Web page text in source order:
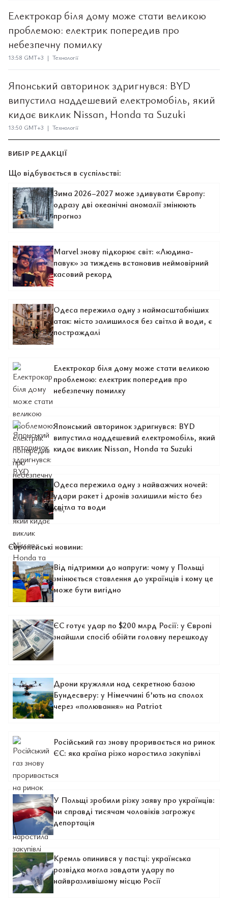
Електрокар біля дому може стати великою
проблемою: електрик попередив про
небезпечну помилку
13:58 GMT+3 | Технології
Японський авторинок здригнувся: BYD
випустила наддешевий електромобіль, який
кидає виклик Nissan, Honda та Suzuki
13:50 GMT+3 | Технології
ВИБІР РЕДАКЦІЇ
Що відбувається в суспільстві:
Зима 2026–2027 може здивувати Європу:
одразу дві океанічні аномалії змінюють
прогноз
Marvel знову підкорює світ: «Людина-
павук» за тиждень встановив неймовірний
касовий рекорд
Одеса пережила одну з наймасштабніших
атак: місто залишилося без світла й води, є
постраждалі
Електрокар біля дому може стати великою
проблемою: електрик попередив про
небезпечну помилку
Японський авторинок здригнувся: BYD
випустила наддешевий електромобіль, який
кидає виклик Nissan, Honda та Suzuki
Одеса пережила одну з найважчих ночей:
удари ракет і дронів залишили місто без
світла та води
Європейські новини:
Від підтримки до напруги: чому у Польщі
змінюється ставлення до українців і кому це
може бути вигідно
ЄС готує удар по $200 млрд Росії: у Європі
знайшли спосіб обійти головну перешкоду
Дрони кружляли над секретною базою
Бундесверу: у Німеччині б’ють на сполох
через «полювання» на Patriot
Російський газ знову проривається на ринок
ЄС: яка країна різко наростила закупівлі
У Польщі зробили різку заяву про українців:
чи справді тисячам чоловіків загрожує
депортація
Кремль опинився у пастці: українська
розвідка могла завдати удару по
найвразливішому місцю Росії